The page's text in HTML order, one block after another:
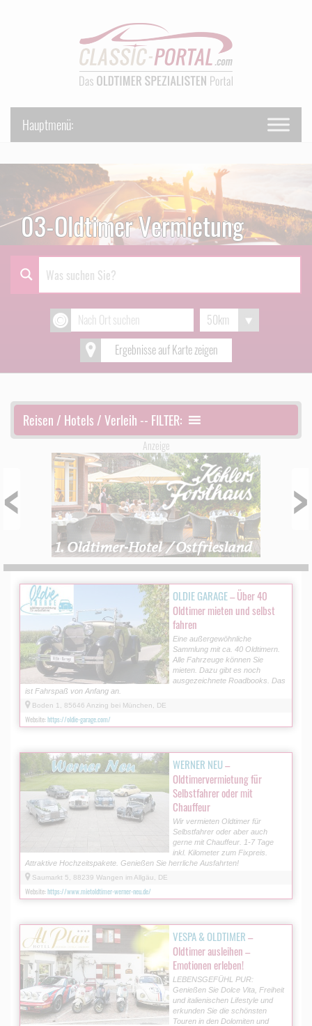
03-Oldtimer Vermietung
Ergebnisse auf Karte zeigen
Reisen / Hotels / Verleih -- FILTER:
Anzeige
OLDIE GARAGE– Über 40
Oldtimer mieten und selbst
fahren
Eine außergewöhnliche
Sammlung mit ca. 40 Oldtimern.
Alle Fahrzeuge können Sie
mieten. Dazu gibt es noch
ausgezeichnete Roadbooks. Das
ist Fahrspaß von Anfang an.
Boden 1, 85646 Anzing bei München, DE
Website:https://oldie-garage.com/
WERNER NEU–
Oldtimervermietung für
Selbstfahrer oder mit
Chauffeur
Wir vermieten Oldtimer für
Selbstfahrer oder aber auch
gerne mit Chauffeur. 1-7 Tage
inkl. Kilometer zum Fixpreis.
Attraktive Hochzeitspakete. Genießen Sie herrliche Ausfahrten!
Saumarkt 5, 88239 Wangen im Allgäu, DE
Website:https://www.mietoldtimer-werner-neu.de/
VESPA & OLDTIMER–
Oldtimer ausleihen –
Emotionen erleben!
LEBENSGEFÜHL PUR:
Genießen Sie Dolce Vita, Freiheit
und italienischen Lifestyle und
erkunden Sie die schönsten
Touren in den Dolomiten und